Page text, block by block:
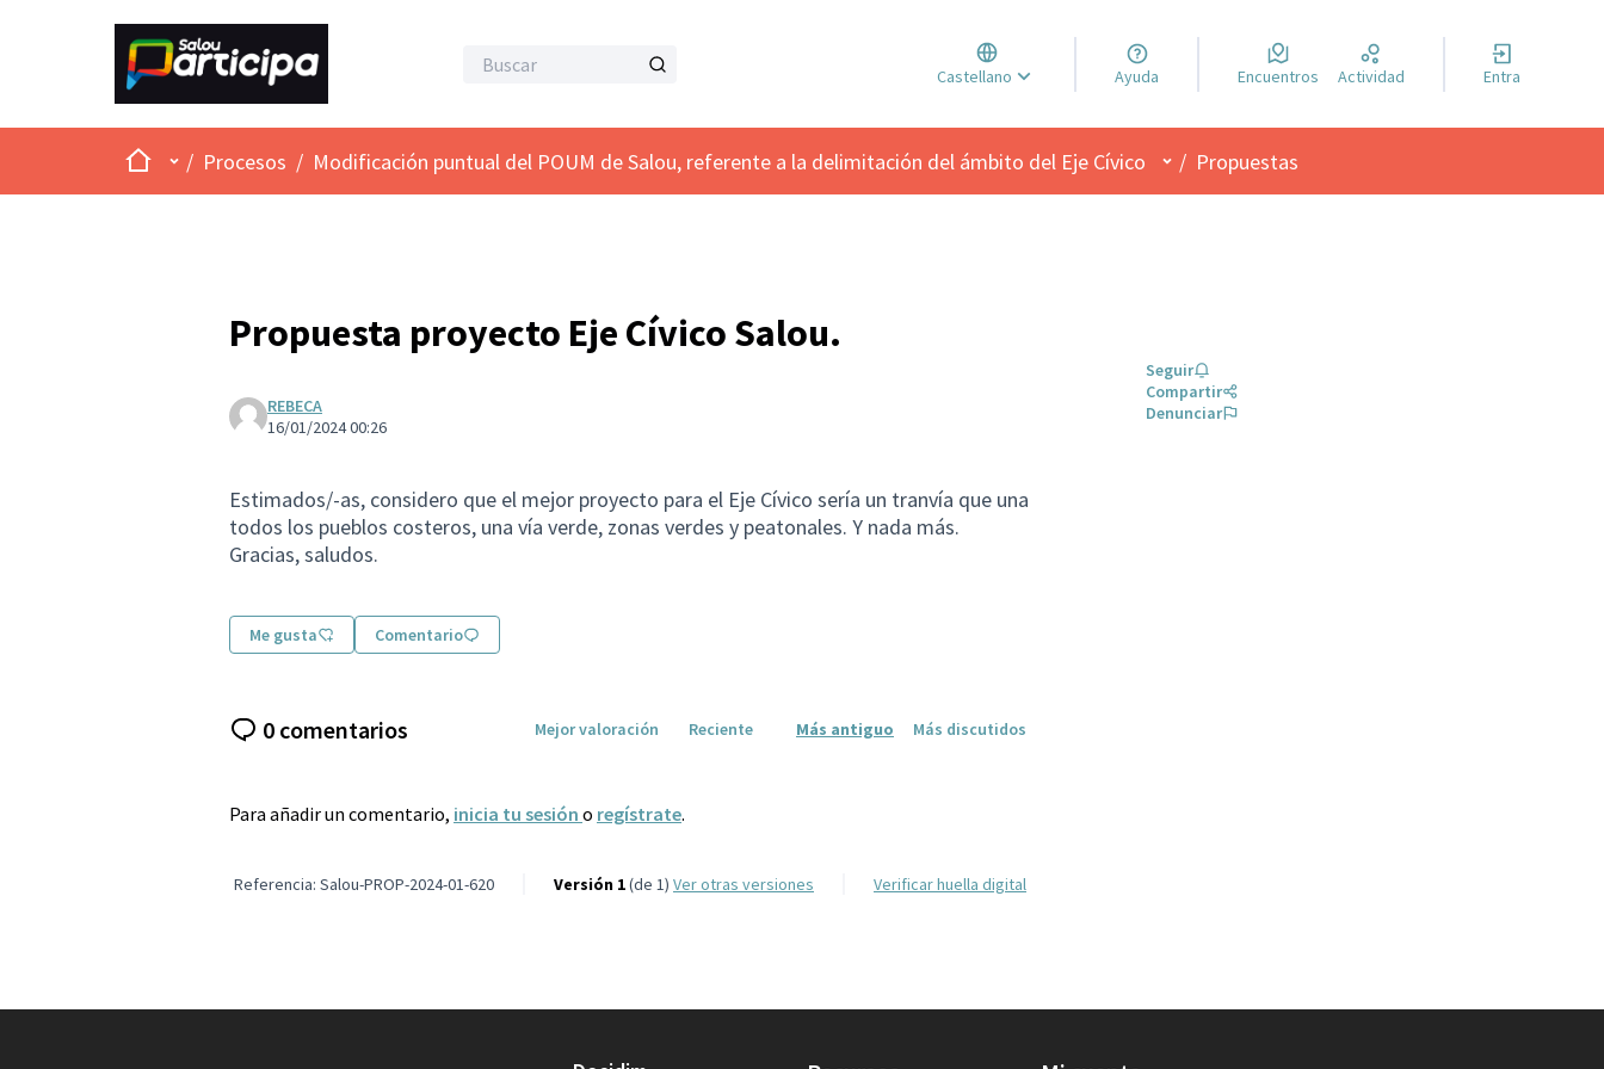
Castellano
Triar la llengua
Elegir el idioma
Ayuda Encuentros Actividad Entra
InicioMenú principal
/ Procesos / Modificación puntual del POUM de Salou, referente a la delimitación del ámbito del Eje Cívico Menú de usuario
/ Propuestas
Propuesta proyecto Eje Cívico Salou.
REBECA
16/01/2024 00:26
Estimados/-as, considero que el mejor proyecto para el Eje Cívico sería un tranvía que una
todos los pueblos costeros, una vía verde, zonas verdes y peatonales. Y nada más.
Gracias, saludos.
Me gusta Comentario
Seguir
Compartir
Denunciar
0 comentarios Mejor valoración Reciente Más antiguo Más discutidos
Para añadir un comentario, inicia tu sesión o regístrate.
Referencia: Salou-PROP-2024-01-620 Versión 1(de 1) ver otras versiones Verificar huella digital